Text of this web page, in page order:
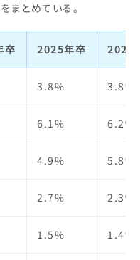
2.0%
3.3% 7.1%
3.5% 4.7%
5.0%
14.4%
とめている。
卒 2025年卒 2024
3.8% 3.8%
6.1% 6.2%
4.9% 5.8%
2.7% 2.3%
1.5% 1.4%